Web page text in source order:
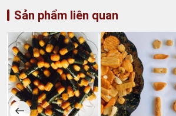
Sản phẩm liên quan